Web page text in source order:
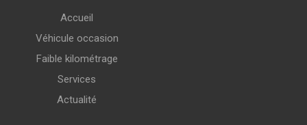
Accueil
Véhicule occasion
Faible kilométrage
Services
Actualité